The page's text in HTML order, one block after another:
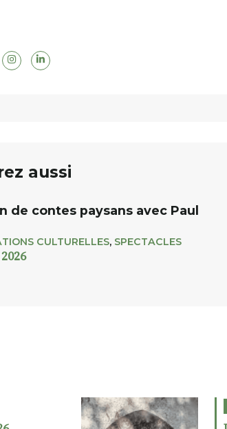
aussi
de contes paysans avec Paul
CULTURELLES, SPECTACLES